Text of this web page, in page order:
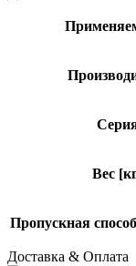
Вес
Пропускная
Доставка & Оплата